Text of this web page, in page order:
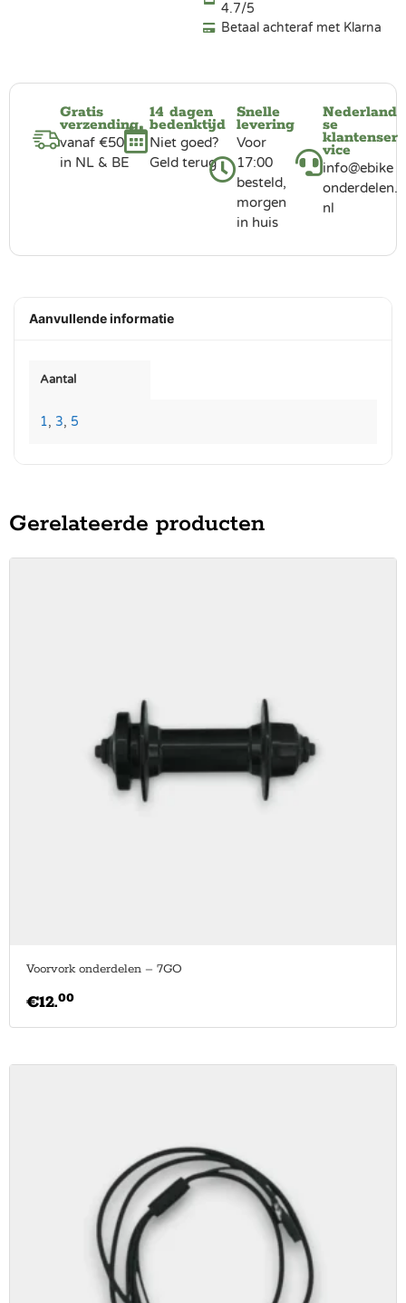
4.7/5
Betaal achteraf met Klarna
Gratis
verzending
vanaf €50
in NL & BE
14 dagen
bedenktijd
Niet goed?
Geld terug
Snelle
levering
Voor
17:00
besteld,
morgen
in huis
Nederland
se
klantenser
vice
info@ebike
onderdelen.
nl
Aanvullende informatie
Aantal
1, 3, 5
Gerelateerde producten
Voorvork onderdelen – 7GO
€12.00